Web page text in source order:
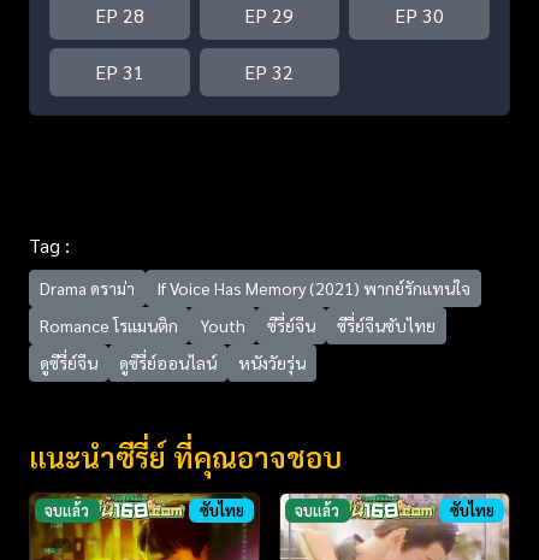
EP 28 EP 29 EP 30
EP 31 EP 32
Tag :
Drama ดราม่า
If Voice Has Memory (2021) พากย์รักแทนใจ
Romance โรแมนติก
Youth ซีรี่ย์จีน
ซีรี่ย์จีนซับไทย
ดูซีรี่ย์จีน
ดูซีรี่ย์ออนไลน์ หนังวัยรุ่น
แนะนำซีรี่ย์ ที่คุณอาจชอบ
จบแล้ว ซับไทย จบแล้ว ซับไทย